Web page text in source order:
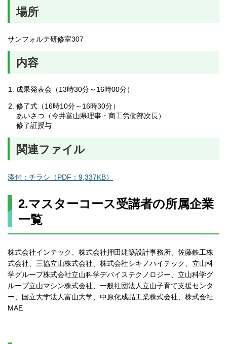
場所
サンフォルテ研修室307
内容
成果発表会（13時30分～16時00分）
修了式（16時10分～16時30分）
あいさつ（今井富山県理事・商工労働部次長）
修了証授与
関連ファイル
添付：チラシ（PDF：9,337KB）
2.マスターコース受講者の所属企業
一覧
株式会社インテック、株式会社押田建築設計事務所、佐藤鉄工株
式会社、三協立山株式会社、株式会社シキノハイテック、立山科
学グループ株式会社立山科学デバイステクノロジー、立山科学グ
ループ立山マシン株式会社、一般社団法人立山子育て支援センタ
ー、国立大学法人富山大学、中原化成品工業株式会社、株式会社
MAE